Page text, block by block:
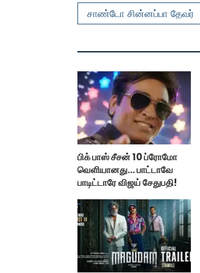
சாண்டோ சின்னப்பா தேவர்
பிக் பாஸ் சீசன் 10 ப்ரோமோ
வெளியானது... பாட்டாவே
பாடிட்டாரே விஜய் சேதுபதி!